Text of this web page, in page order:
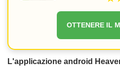
OTTENERE IL
L'applicazione android